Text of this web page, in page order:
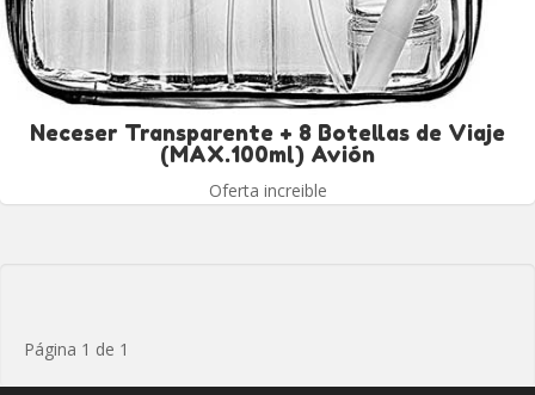
Neceser Transparente + 8 Botellas de Viaje
(MAX.100ml) Avión
Oferta increible
Página 1 de 1